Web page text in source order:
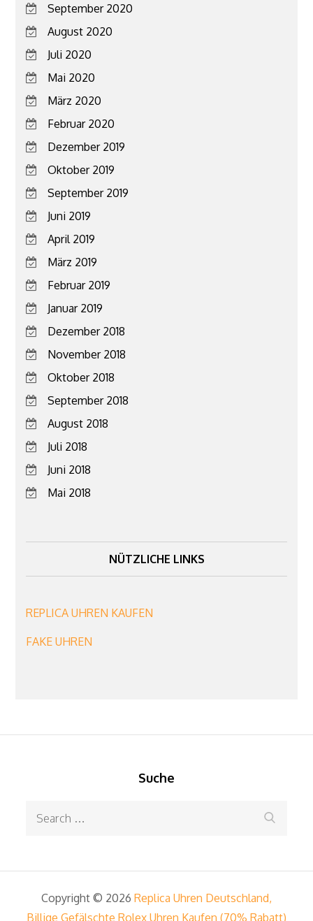
September 2020
August 2020
Juli 2020
Mai 2020
März 2020
Februar 2020
Dezember 2019
Oktober 2019
September 2019
Juni 2019
April 2019
März 2019
Februar 2019
Januar 2019
Dezember 2018
November 2018
Oktober 2018
September 2018
August 2018
Juli 2018
Juni 2018
Mai 2018
NÜTZLICHE LINKS
REPLICA UHREN KAUFEN
FAKE UHREN
Suche
Copyright © 2026 Replica Uhren Deutschland,
Billige Gefälschte Rolex Uhren Kaufen (70% Rabatt)